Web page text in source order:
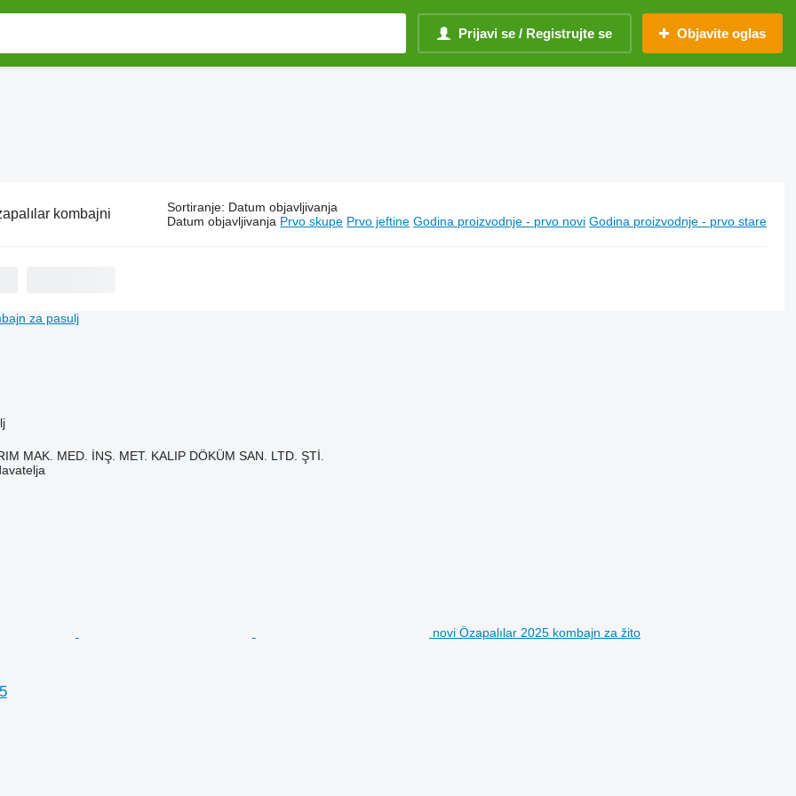
Prijavi se / Registrujte se Objavite oglas
kombajni Sortiranje: Datum objavljivanja
Datum objavljivanja Prvo skupe Prvo jeftine Godina proizvodnje - prvo novi Godina proizvodnje - prvo stare
MAK. MED. İNŞ. MET. KALIP DÖKÜM SAN. LTD. ŞTİ.
novi Özapalılar 2025 kombajn za žito